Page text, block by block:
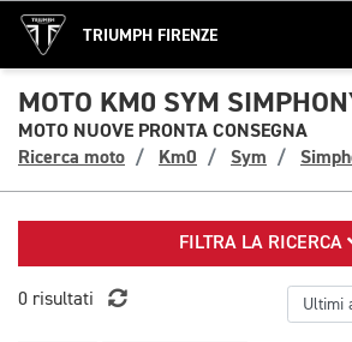
TRIUMPH FIRENZE
MOTO KM0 SYM
MOTO NUOVE PRONTA CONSEGNA
Ricerca moto
Km0 Sym
FILTRA LA RICERCA
0 risultati